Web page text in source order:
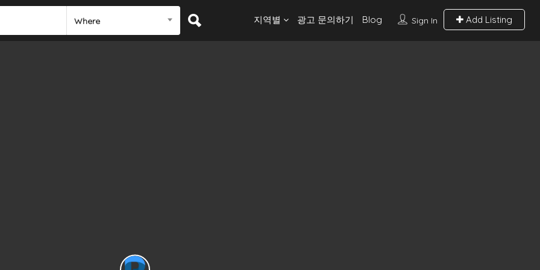
Where Sign In Add Listing
지역별 광고 문의하기 Blog